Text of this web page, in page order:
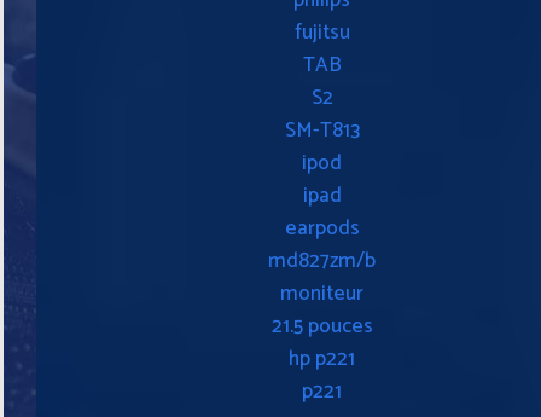
fujitsu
TAB
S2
SM-T813
ipod
ipad
earpods
md827zm/b
moniteur
21.5 pouces
hp p221
p221